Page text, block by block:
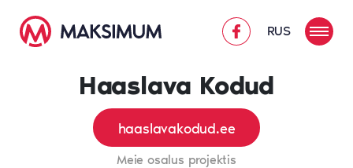
RUS
Haaslava Kodud
haaslavakodud.ee
Meie osalus projektis